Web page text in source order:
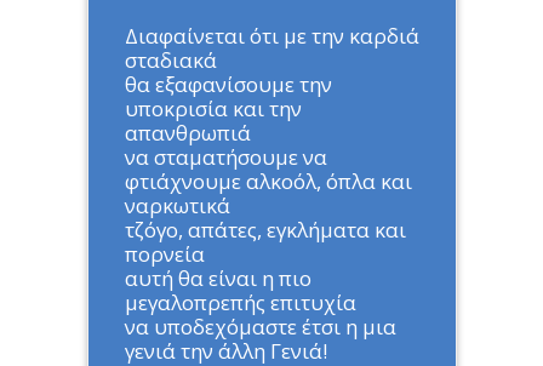
Διαφαίνεται ότι με την καρδιά
σταδιακά
θα εξαφανίσουμε την
υποκρισία και την
απανθρωπιά
να σταματήσουμε να
φτιάχνουμε αλκοόλ, όπλα και
ναρκωτικά
τζόγο, απάτες, εγκλήματα και
πορνεία
αυτή θα είναι η πιο
μεγαλοπρεπής επιτυχία
να υποδεχόμαστε έτσι η μια
γενιά την άλλη Γενιά!